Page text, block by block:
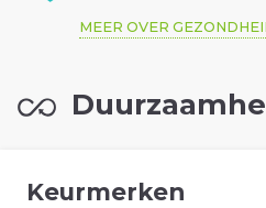
MEER OVER
Keurmerken